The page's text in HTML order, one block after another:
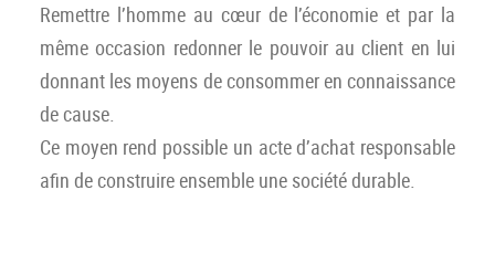
Remettre l’homme au cœur de l’économie et par la
même occasion redonner le pouvoir au client en lui
donnant les moyens de consommer en connaissance
de cause.
Ce moyen rend possible un acte d’achat responsable
afin de construire ensemble une société durable.